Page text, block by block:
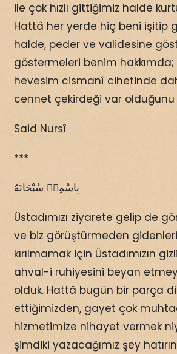
ile çok hızlı gittiğimiz halde
Hattâ her yerde hiç beni işitip
halde, peder ve validesine
göstermeleri benim
hevesim cismanî cihetinde
cennet çekirdeği var
Said Nursî
***
بِاسْمِهٖ سُبْحَانَهُ
Üstadımızı ziyarete gelip de
ve biz görüştürmeden
kırılmamak için Üstadımızın
ahval-i ruhiyesini beyan
olduk. Hattâ bugün bir parça
ettiğimizden, gayet çok
hizmetimize nihayet vermek
şimdiki yazacağımız şey